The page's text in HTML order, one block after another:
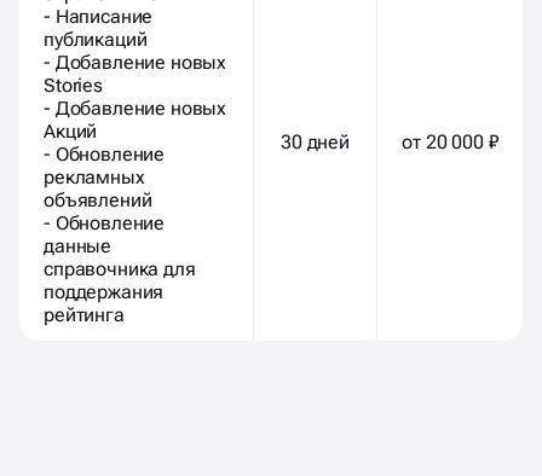
- Написание
публикаций
- Добавление новых
Stories
- Добавление новых
Акций
- Обновление
рекламных
объявлений
- Обновление
данные
справочника для
поддержания
рейтинга
30 дней от 20 000 ₽